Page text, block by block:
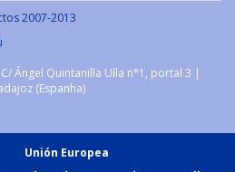
2007-2013
Ángel Quintanilla Ulla n°1, portal 3 |
(Espanha)
Unión Europea